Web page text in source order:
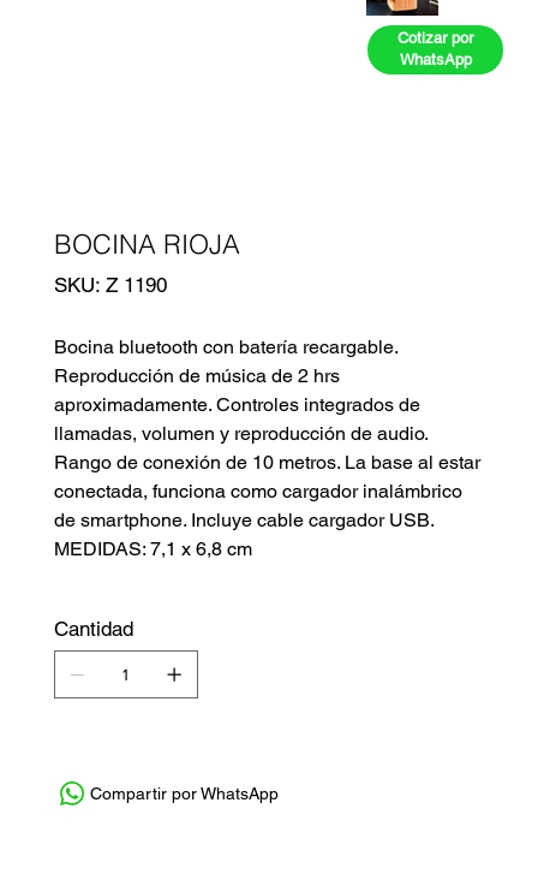
BOCINA RIOJA
SKU: SKU
Z
Z 1190
Bocina bluetooth con batería recargable.
Reproducción de música de 2 hrs
aproximadamente. Controles integrados de
llamadas, volumen y reproducción de audio.
Rango de conexión de 10 metros. La base al estar
conectada, funciona como cargador inalámbrico
de smartphone. Incluye cable cargador USB.
MEDIDAS: 7,1 x 6,8 cm
Cantidad
Compartir por WhatsApp
Cotizar por
WhatsApp